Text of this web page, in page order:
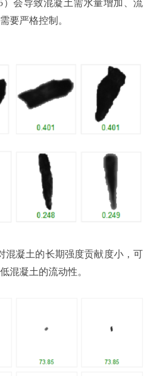
）会导致混凝土需水量增加、流
要严格控制。
混凝土的长期强度贡献度小，可
混凝土的流动性。